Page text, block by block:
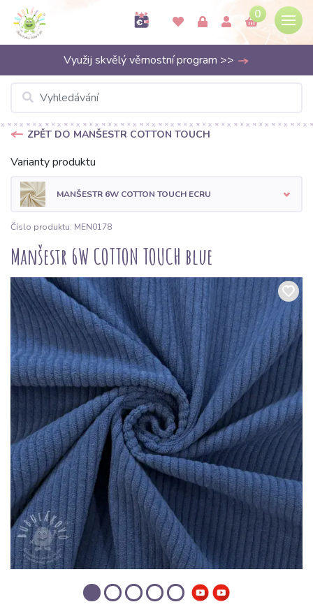
0
Využij skvělý věrnostní program >>
ZPĚT DO MANŠESTR COTTON TOUCH
Varianty produktu
MANŠESTR 6W COTTON TOUCH ECRU
Číslo produktu: MEN0178
Manšestr 6W COTTON TOUCH blue